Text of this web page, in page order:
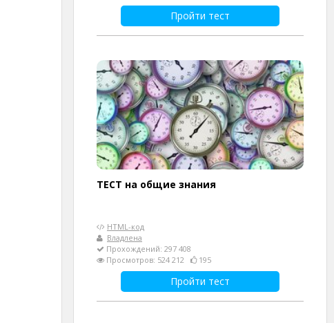
Пройти тест
ТЕСТ на общие знания
HTML-код
Владлена
Прохождений: 297 408
Просмотров: 524 212
195
Пройти тест